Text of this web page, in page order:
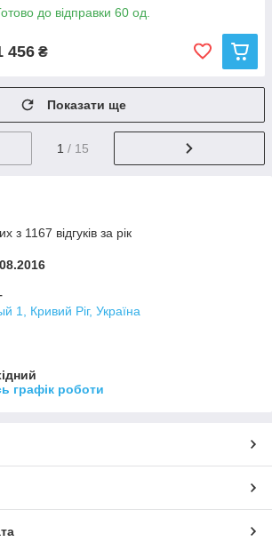
до відправки 60 од.
456 ₴
Показати ще
1 / 15
з 1167 відгуків за рік
1, Кривий Ріг, Україна
графік роботи